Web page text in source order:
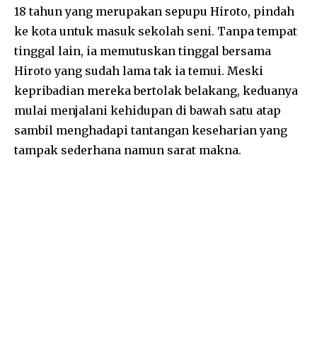
18 tahun yang merupakan sepupu Hiroto, pindah
ke kota untuk masuk sekolah seni. Tanpa tempat
tinggal lain, ia memutuskan tinggal bersama
Hiroto yang sudah lama tak ia temui. Meski
kepribadian mereka bertolak belakang, keduanya
mulai menjalani kehidupan di bawah satu atap
sambil menghadapi tantangan keseharian yang
tampak sederhana namun sarat makna.